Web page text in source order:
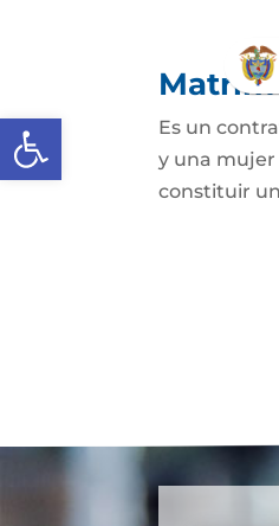
Abrir barra de herramientas
Es un
y una mujer
constituir